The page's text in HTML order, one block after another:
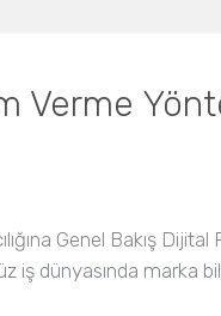
Verme
Genel Bakış
iş dünyasında marka